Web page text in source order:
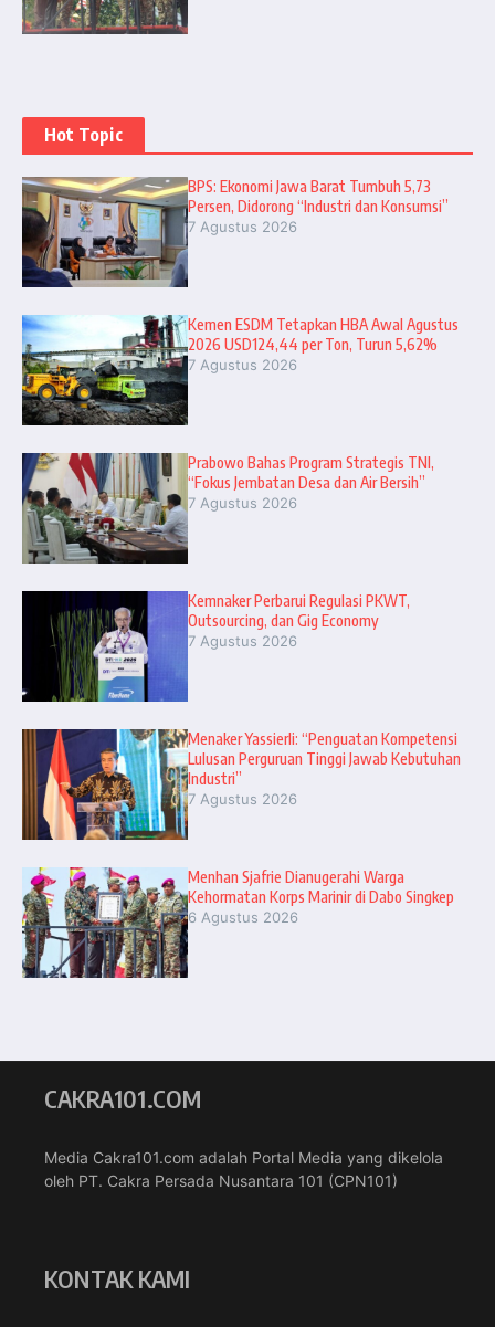
Hot Topic
BPS: Ekonomi Jawa Barat Tumbuh 5,73
Persen, Didorong “Industri dan Konsumsi”
7 Agustus 2026
Kemen ESDM Tetapkan HBA Awal Agustus
2026 USD124,44 per Ton, Turun 5,62%
7 Agustus 2026
Prabowo Bahas Program Strategis TNI,
“Fokus Jembatan Desa dan Air Bersih”
7 Agustus 2026
Kemnaker Perbarui Regulasi PKWT,
Outsourcing, dan Gig Economy
7 Agustus 2026
Menaker Yassierli: “Penguatan Kompetensi
Lulusan Perguruan Tinggi Jawab Kebutuhan
Industri”
7 Agustus 2026
Menhan Sjafrie Dianugerahi Warga
Kehormatan Korps Marinir di Dabo Singkep
6 Agustus 2026
CAKRA101.COM
Media Cakra101.com adalah Portal Media yang dikelola
oleh PT. Cakra Persada Nusantara 101 (CPN101)
KONTAK KAMI